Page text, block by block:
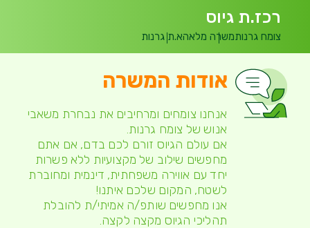
רכז.ת גיוס
צומח גרנותמשרה מלאהא.ת גרנות
אודות המשרה
אנחנו צומחים ומרחיבים את נבחרת משאבי
אנוש של צומח גרנות.
אם עולם הגיוס זורם לכם בדם, אם אתם
מחפשים שילוב של מקצועיות ללא פשרות
יחד עם אווירה משפחתית, דינמית ומחוברת
לשטח, המקום שלכם איתנו!
אנו מחפשים שותפ/ה אמיתי/ת להובלת
תהליכי הגיוס מקצה לקצה.